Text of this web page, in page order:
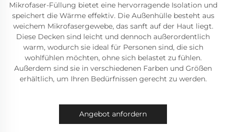
Mikrofaser-Füllung bietet eine hervorragende Isolation und
speichert die Wärme effektiv. Die Außenhülle besteht aus
weichem Mikrofasergewebe, das sanft auf der Haut liegt.
Diese Decken sind leicht und dennoch außerordentlich
warm, wodurch sie ideal für Personen sind, die sich
wohlfühlen möchten, ohne sich belastet zu fühlen.
Außerdem sind sie in verschiedenen Farben und Größen
erhältlich, um Ihren Bedürfnissen gerecht zu werden.
Angebot anfordern